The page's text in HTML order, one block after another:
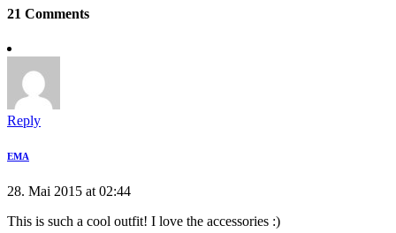
21 Comments
Reply
EMA
28. Mai 2015 at 02:44
This is such a cool outfit! I love the accessories :)